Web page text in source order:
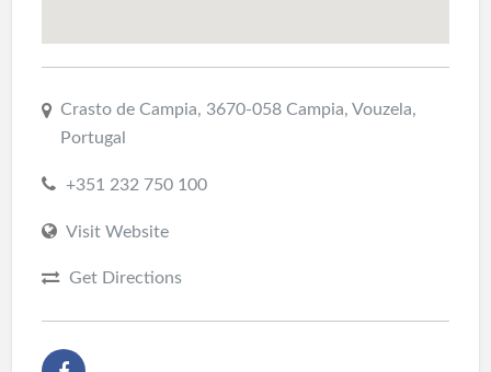
Crasto de Campia, 3670-058 Campia, Vouzela,
Portugal
+351 232 750 100
Visit Website
Get Directions